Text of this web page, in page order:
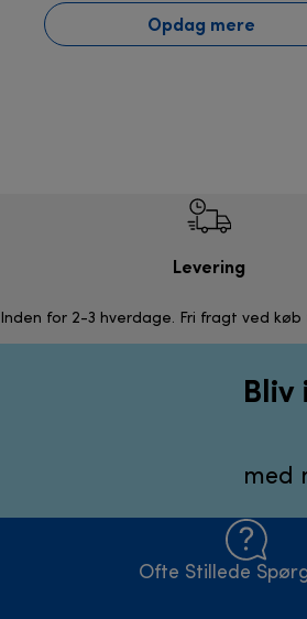
Opdag mere
Levering
Inden for 2-3 hverdage. Fri fragt ved køb
Bliv
med
Ofte Stillede